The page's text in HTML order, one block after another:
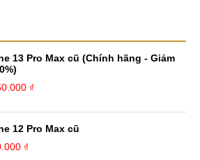
Tinh thần tự giác và sự chuyên nghiệp là
13 Pro Max cũ (Chính hãng - Giảm
₫
12 Pro Max cũ
₫